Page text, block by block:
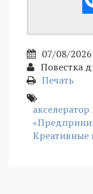
07/08/
Повестка
Печать
Креативные